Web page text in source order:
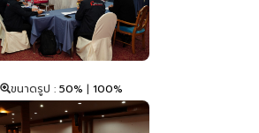
ขนาดรูป : 50% | 100%